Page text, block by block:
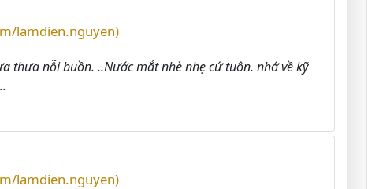
lamdien.nguyen)
thưa nỗi buồn. ..Nước mắt nhè nhẹ cứ tuôn. nhớ về kỹ
lamdien.nguyen)